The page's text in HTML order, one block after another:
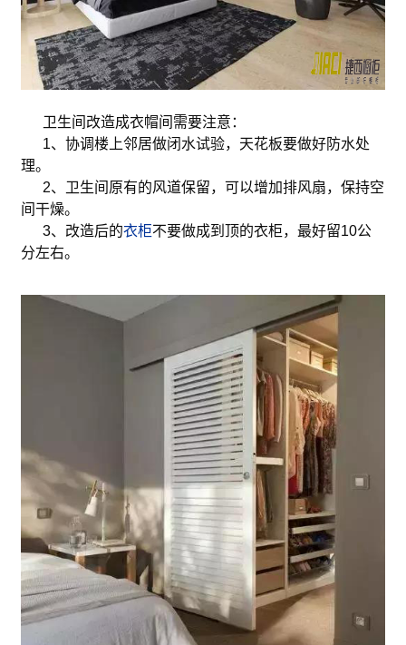
卫生间改造成衣帽间需要注意：
1、协调楼上邻居做闭水试验，天花板要做好防水处
理。
2、卫生间原有的风道保留，可以增加排风扇，保持空
间干燥。
3、改造后的衣柜不要做成到顶的衣柜，最好留10公
分左右。